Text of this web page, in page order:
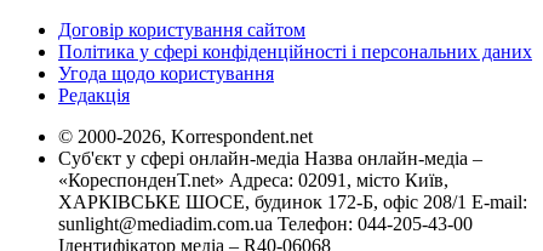
Договір користування сайтом
Політика у сфері конфіденційності і персональних даних
Угода щодо користування
Редакція
© 2000-2026, Korrespondent.net
Суб'єкт у сфері онлайн-медіа Назва онлайн-медіа –
«КореспонденТ.net» Адреса: 02091, місто Київ,
ХАРКІВСЬКЕ ШОСЕ, будинок 172-Б, офіс 208/1 E-mail:
sunlight@mediadim.com.ua Телефон: 044-205-43-00
Ідентифікатор медіа – R40-06068